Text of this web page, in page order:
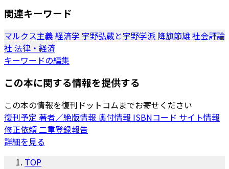
関連キーワード
マルクス主義 経済学 宇野弘蔵と宇野学派 降旗節雄社会評論
社 法律・経済
キーワードの編集
この本に関する情報を提供する
この本の情報を復刊ドットコムまでお寄せください
復刊予定 著者／絶版情報 奥付情報 ISBNコード サイト情報
修正依頼二重登録報告
詳細を見る
TOP